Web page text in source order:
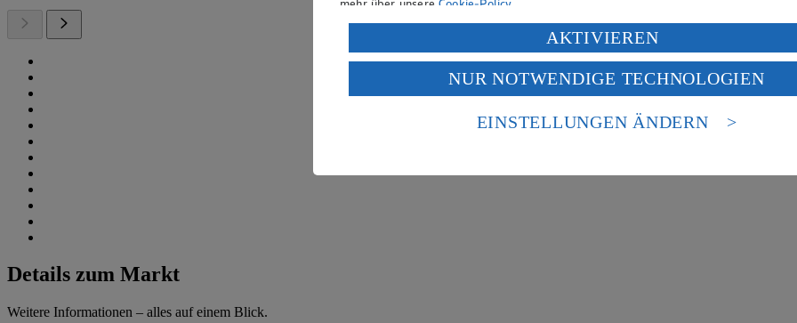
Details zum Markt
Weitere Informationen – alles auf einem Blick.
Verarbeitung deiner personenbezogenen Daten in den USA durch Facebook und
Wenn du auf „Aktivieren“ klickst, willigst du im Sinne des Art. 49 Abs. 1 Satz 1 lit.
ein, dass deine Daten in den USA verarbeitet werden. Der EuGH sieht die USA als
einem nach europäischen Standards nicht angemessenen Datenschutzniveau an. Es
Risiko eines Zugriffs durch US-amerikanische Behörden.
AKTIVIEREN
NUR NOTWENDIGE TECHNOLOGIEN
EINSTELLUNGEN ÄNDERN